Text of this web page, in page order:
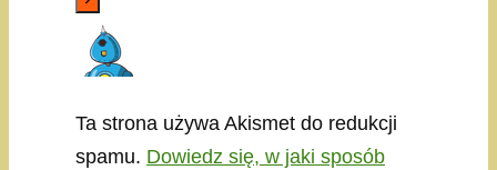
Ta strona używa Akismet do redukcji
spamu. Dowiedz się, w jaki sposób